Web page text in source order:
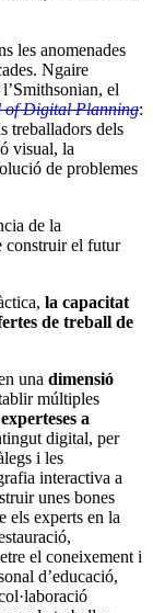
les anomenades
Ngaire
el
of Digital Planning:
treballadors dels
visual, la
de problemes
de la
construir el futur
la capacitat
de treball de
una dimensió
múltiples
a
digital, per
i les
interactiva a
unes bones
els experts en la
el coneixement i
d’educació,